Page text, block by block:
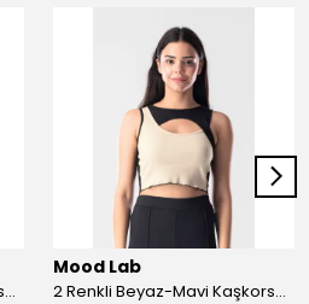
2 Renkli Beyaz-Mavi Kaşkorse Asimetrik Crop Atlet Bluz Top - beyaz-mavi
Mood Lab
2 Renkli Beyaz-Mavi Kaşkorse Asimetrik Crop Atlet Bluz Top - siyah-bej